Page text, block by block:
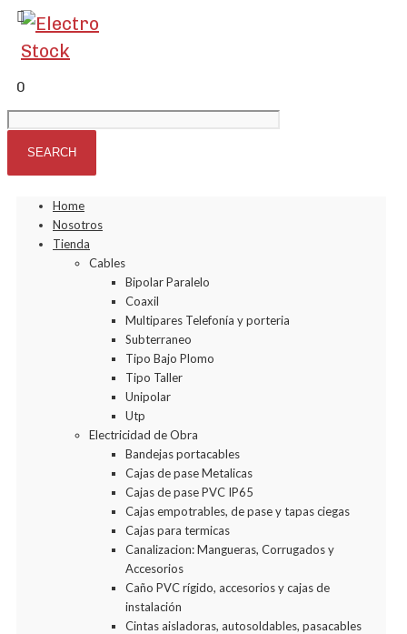
0
Home
Nosotros
Tienda
Cables
Bipolar Paralelo
Coaxil
Multipares Telefonía y porteria
Subterraneo
Tipo Bajo Plomo
Tipo Taller
Unipolar
Utp
Electricidad de Obra
Bandejas portacables
Cajas de pase Metalicas
Cajas de pase PVC IP65
Cajas empotrables, de pase y tapas ciegas
Cajas para termicas
Canalizacion: Mangueras, Corrugados y
Accesorios
Caño PVC rígido, accesorios y cajas de
instalación
Cintas aisladoras, autosoldables, pasacables